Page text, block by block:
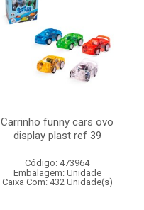
Carrinho funny cars ovo
display plast ref 39
Código: 473964
Embalagem: Unidade
Caixa Com: 432 Unidade(s)